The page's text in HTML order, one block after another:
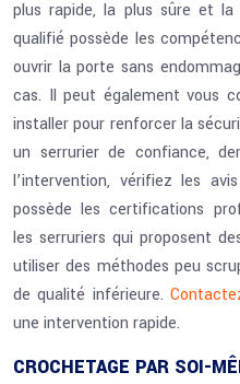
plus rapide, la plus sûre et
qualifié possède les
ouvrir la porte sans
cas. Il peut également vous
installer pour renforcer la
un serrurier de confiance,
l’intervention, vérifiez les
possède les certifications
les serruriers qui proposent
utiliser des méthodes peu
de qualité inférieure.
une intervention rapide.
CROCHETAGE PAR SOI-